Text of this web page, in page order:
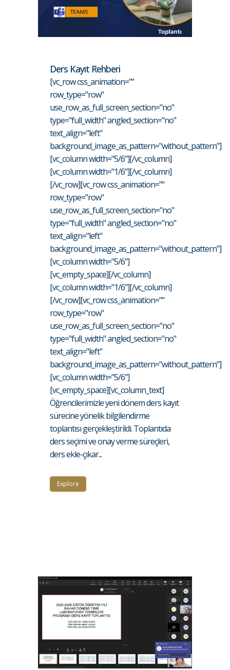
Ders Kayıt Rehberi
[vc_row css_animation=""
row_type="row"
use_row_as_full_screen_section="no"
type="full_width" angled_section="no"
text_align="left"
background_image_as_pattern="without_pattern"]
[vc_column width="5/6"][/vc_column]
[vc_column width="1/6"][/vc_column]
[/vc_row][vc_row css_animation=""
row_type="row"
use_row_as_full_screen_section="no"
type="full_width" angled_section="no"
text_align="left"
background_image_as_pattern="without_pattern"]
[vc_column width="5/6"]
[vc_empty_space][/vc_column]
[vc_column width="1/6"][/vc_column]
[/vc_row][vc_row css_animation=""
row_type="row"
use_row_as_full_screen_section="no"
type="full_width" angled_section="no"
text_align="left"
background_image_as_pattern="without_pattern"]
[vc_column width="5/6"]
[vc_empty_space][vc_column_text]
Öğrencilerimizle yeni dönem ders kayıt
sürecine yönelik bilgilendirme
toplantısı gerçekleştirildi. Toplantıda
ders seçimi ve onay verme süreçleri,
ders ekle-çıkar...
Explore